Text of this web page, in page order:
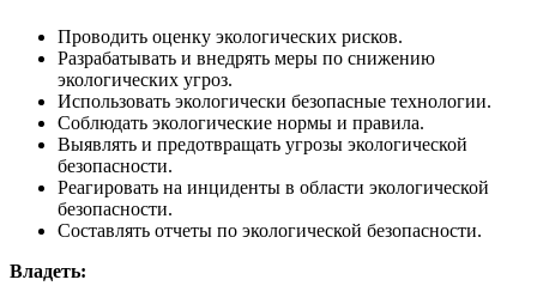
Проводить оценку экологических рисков.
Разрабатывать и внедрять меры по снижению
экологических угроз.
Использовать экологически безопасные технологии.
Соблюдать экологические нормы и правила.
Выявлять и предотвращать угрозы экологической
безопасности.
Реагировать на инциденты в области экологической
безопасности.
Составлять отчеты по экологической безопасности.
Владеть: